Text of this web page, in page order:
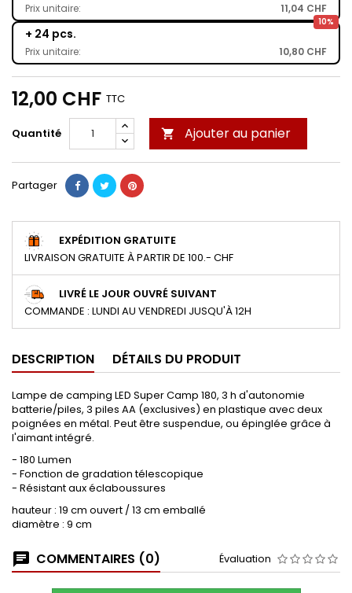
Prix unitaire: 11,04 CHF
10%
+ 24 pcs.
Prix unitaire: 10,80 CHF
12,00 CHF TTC
Quantité  Ajouter au panier
Partager
EXPÉDITION GRATUITE
LIVRAISON GRATUITE À PARTIR DE 100.- CHF
LIVRÉ LE JOUR OUVRÉ SUIVANT
COMMANDE : LUNDI AU VENDREDI JUSQU'À 12H
DESCRIPTION DÉTAILS DU PRODUIT
Lampe de camping LED Super Camp 180, 3 h d'autonomie
batterie/piles, 3 piles AA (exclusives) en plastique avec deux
poignées en métal. Peut être suspendue, ou épinglée grâce à
l'aimant intégré.
- 180 Lumen
- Fonction de gradation télescopique
- Résistant aux éclaboussures
hauteur : 19 cm ouvert / 13 cm emballé
diamètre : 9 cm
COMMENTAIRES (0) Évaluation